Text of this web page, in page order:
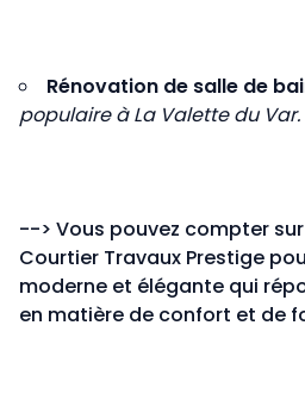
Rénovation de salle de
populaire à La Valette du Var.
--> Vous pouvez compter sur
Courtier Travaux Prestige
moderne et élégante qui
en matière de confort et de